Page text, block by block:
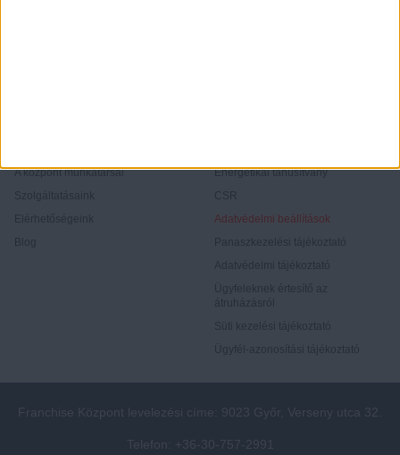
A központ munkatársai
Szolgáltatásaink
Energetikai tanúsítvány
Elérhetőségeink
Blog
Adatvédelmi beállítások
Panaszkezelési tájékoztató
Adatvédelmi tájékoztató
Ügyfeleknek értesítő az
átruházásról
Franchise Központ levelezési címe: 9023 Győr, Verseny utca 32.
Telefon: +36-30-757-2991